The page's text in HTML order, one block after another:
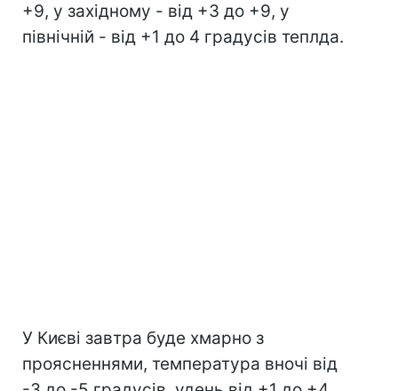
+9, у західному - від +3 до +9, у
північній - від +1 до 4 градусів теплда.
У Києві завтра буде хмарно з
проясненнями, температура вночі від